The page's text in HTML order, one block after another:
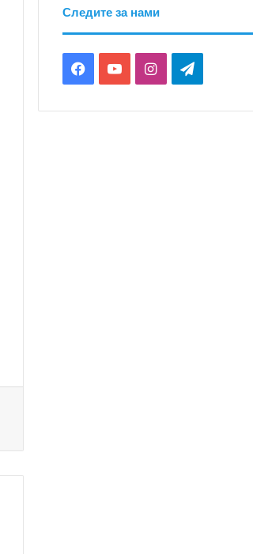
Следите за нами
Facebook
YouTubeInstagramTelegram